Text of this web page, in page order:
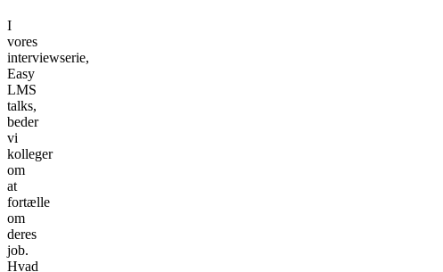
I
vores
interviewserie,
Easy
LMS
talks,
beder
vi
kolleger
om
at
fortælle
om
deres
job.
Hvad